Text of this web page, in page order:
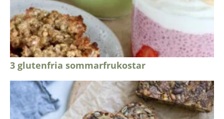
3 glutenfria sommarfrukostar